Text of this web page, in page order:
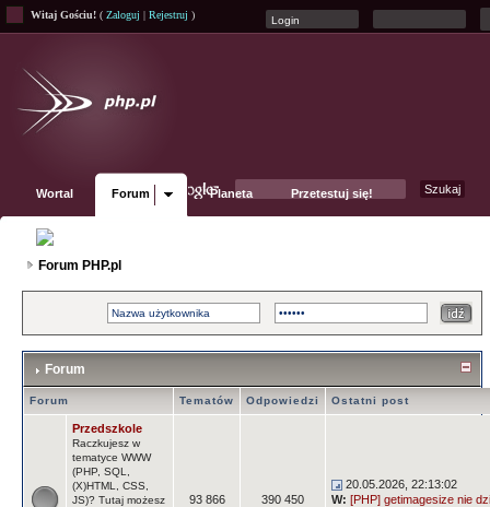
Witaj Gościu! ( Zaloguj | Rejestruj )
Wortal Forum Planeta Przetestuj się!
Forum PHP.pl
Forum
Forum Tematów Odpowiedzi Ostatni post
Przedszkole
Raczkujesz w
tematyce WWW
(PHP, SQL,
(X)HTML, CSS,
JS)? Tutaj możesz
93 866 390 450
20.05.2026, 22:13:02
W: [PHP] getimagesize nie